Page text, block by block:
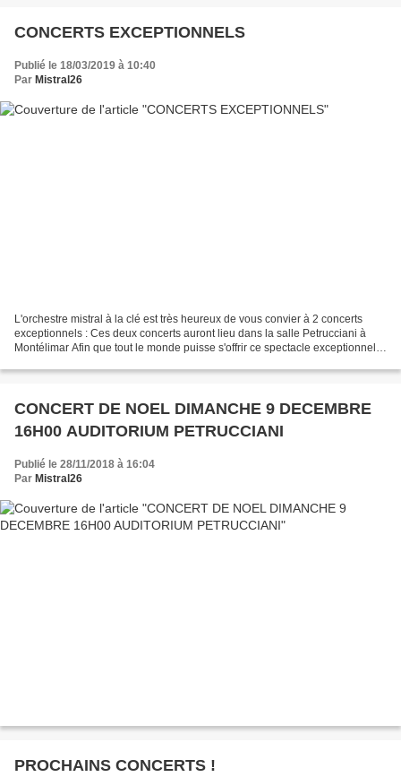
CONCERTS EXCEPTIONNELS
Publié le 18/03/2019 à 10:40
Par Mistral26
L'orchestre mistral à la clé est très heureux de vous convier à 2 concerts
exceptionnels : Ces deux concerts auront lieu dans la salle Petrucciani à
Montélimar Afin que tout le monde puisse s'offrir ce spectacle exceptionnel
CONCERT DE NOEL DIMANCHE 9 DECEMBRE
16H00 AUDITORIUM PETRUCCIANI
Publié le 28/11/2018 à 16:04
Par Mistral26
PROCHAINS CONCERTS !